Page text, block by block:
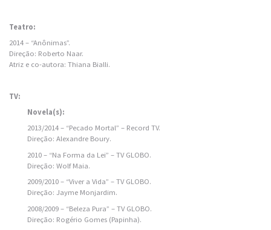
Teatro:
2014 – “Anônimas”.
Direção: Roberto Naar.
Atriz e co-autora: Thiana Bialli.
TV:
Novela(s):
2013/2014 – “Pecado Mortal” – Record TV.
Direção: Alexandre Boury.
2010 – “Na Forma da Lei” – TV GLOBO.
Direção: Wolf Maia.
2009/2010 – “Viver a Vida” – TV GLOBO.
Direção: Jayme Monjardim.
2008/2009 – “Beleza Pura” – TV GLOBO.
Direção: Rogério Gomes (Papinha).